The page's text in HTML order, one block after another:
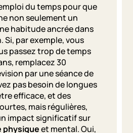
du temps pour que
non seulement un
habitude ancrée dans
par exemple, vous
passez trop de temps
remplacez 30
par une séance de
pas besoin de longues
efficace, et des
mais régulières,
impact significatif sur
physiqueet mental. Oui,